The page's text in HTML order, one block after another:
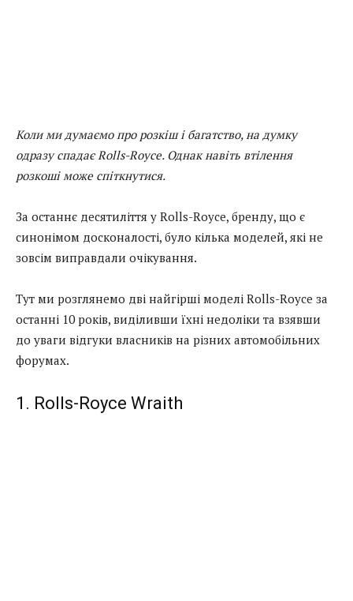
Коли ми думаємо про розкіш і багатство, на думку
одразу спадає Rolls-Royce. Однак навіть втілення
розкоші може спіткнутися.
За останнє десятиліття у Rolls-Royce, бренду, що є
синонімом досконалості, було кілька моделей, які не
зовсім виправдали очікування.
Тут ми розглянемо дві найгірші моделі Rolls-Royce за
останні 10 років, виділивши їхні недоліки та взявши
до уваги відгуки власників на різних автомобільних
форумах.
1. Rolls-Royce Wraith